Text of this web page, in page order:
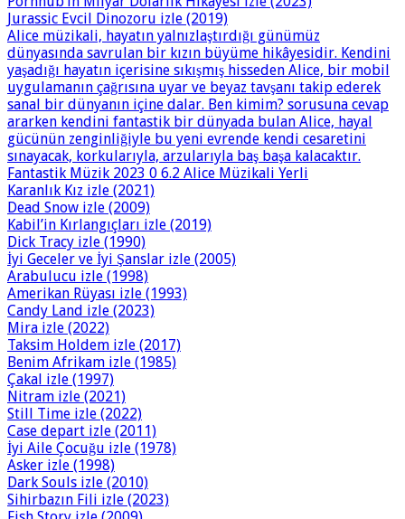
Jurassic Evcil Dinozoru izle (2019)
Alice müzikali, hayatın yalnızlaştırdığı günümüz
dünyasında savrulan bir kızın büyüme hikâyesidir. Kendini
yaşadığı hayatın içerisine sıkışmış hisseden Alice, bir mobil
uygulamanın çağrısına uyar ve beyaz tavşanı takip ederek
sanal bir dünyanın içine dalar. Ben kimim? sorusuna cevap
ararken kendini fantastik bir dünyada bulan Alice, hayal
gücünün zenginliğiyle bu yeni evrende kendi cesaretini
sınayacak, korkularıyla, arzularıyla baş başa kalacaktır.
Fantastik Müzik 2023 0 6.2 Alice Müzikali Yerli
Karanlık Kız izle (2021)
Dead Snow izle (2009)
Kabil’in Kırlangıçları izle (2019)
Dick Tracy izle (1990)
İyi Geceler ve İyi Şanslar izle (2005)
Arabulucu izle (1998)
Amerikan Rüyası izle (1993)
Candy Land izle (2023)
Mira izle (2022)
Taksim Holdem izle (2017)
Benim Afrikam izle (1985)
Çakal izle (1997)
Nitram izle (2021)
Still Time izle (2022)
Case depart izle (2011)
İyi Aile Çocuğu izle (1978)
Asker izle (1998)
Dark Souls izle (2010)
Sihirbazın Fili izle (2023)